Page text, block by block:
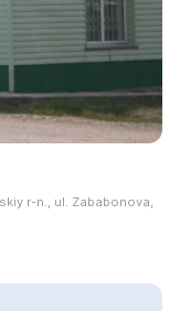
r-n., ul. Zababonova,